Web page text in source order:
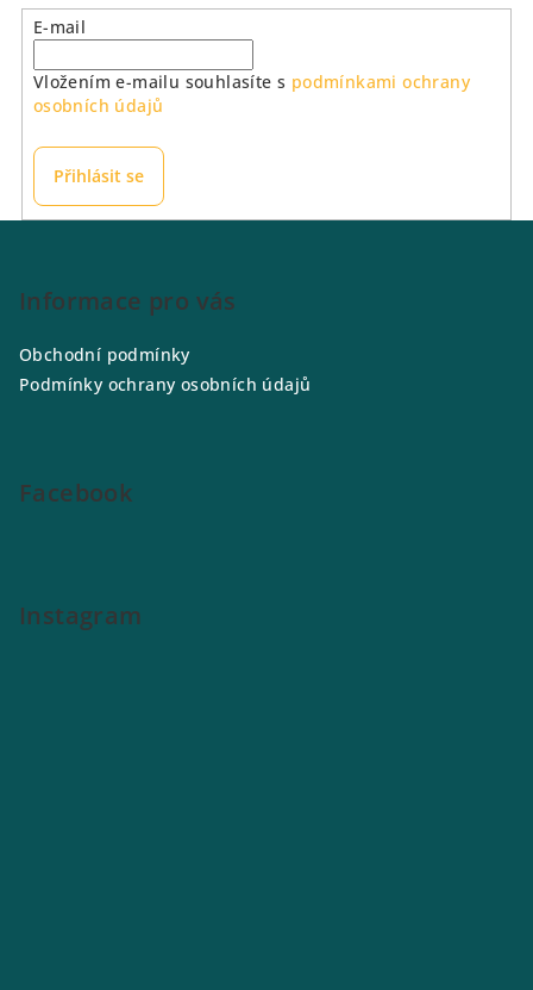
E-mail
Vložením e-mailu souhlasíte s podmínkami ochrany
osobních údajů
Přihlásit se
Informace pro vás
Obchodní podmínky
Podmínky ochrany osobních údajů
Facebook
Instagram